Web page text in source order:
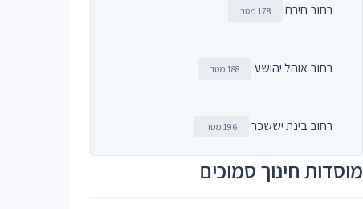
רחוב חירם 178 מטר
רחוב אוהל יהושע 188 מטר
רחוב בינת יששכר 196 מטר
מוסדות חינוך סמוכים